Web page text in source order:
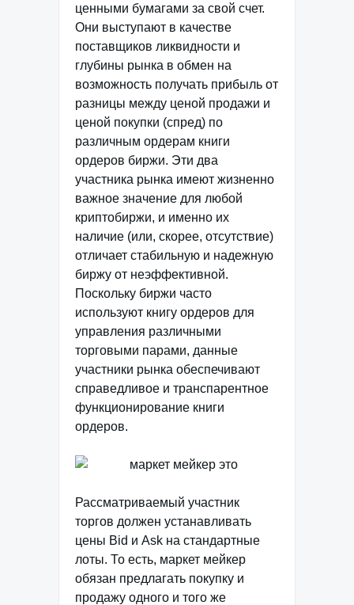
ценными бумагами за свой счет.
Они выступают в качестве
поставщиков ликвидности и
глубины рынка в обмен на
возможность получать прибыль от
разницы между ценой продажи и
ценой покупки (спред) по
различным ордерам книги
ордеров биржи. Эти два
участника рынка имеют жизненно
важное значение для любой
криптобиржи, и именно их
наличие (или, скорее, отсутствие)
отличает стабильную и надежную
биржу от неэффективной.
Поскольку биржи часто
используют книгу ордеров для
управления различными
торговыми парами, данные
участники рынка обеспечивают
справедливое и транспарентное
функционирование книги
ордеров.
Рассматриваемый участник
торгов должен устанавливать
цены Bid и Ask на стандартные
лоты. То есть, маркет мейкер
обязан предлагать покупку и
продажу одного и того же